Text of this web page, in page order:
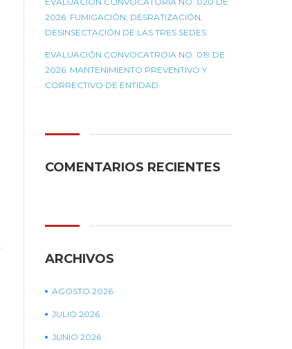
2026: FUMIGACIÓN, DESRATIZACIÓN,
DESINSECTACIÓN DE LAS TRES SEDES
EVALUACIÓN CONVOCATROIA NO. 019 DE
2026: MANTENIMIENTO PREVENTIVO Y
CORRECTIVO DE ENTIDAD.
COMENTARIOS RECIENTES
ARCHIVOS
AGOSTO 2026
JULIO 2026
JUNIO 2026